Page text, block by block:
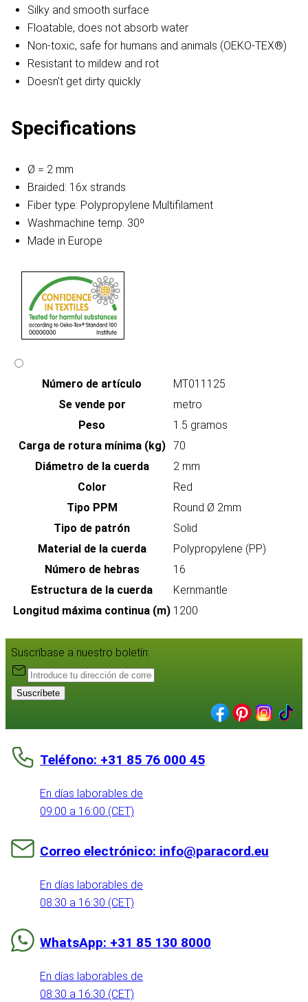
Silky and smooth surface
Floatable, does not absorb water
Non-toxic, safe for humans and animals (OEKO-TEX®)
Resistant to mildew and rot
Doesn't get dirty quickly
Specifications
Ø = 2 mm
Braided: 16x strands
Fiber type: Polypropylene Multifilament
Washmachine temp. 30º
Made in Europe
Número de artículo
MT011125
Se vende por
metro
Peso
1.5 gramos
Carga de rotura mínima (kg)
70
Diámetro de la cuerda
2 mm
Color
Red
Tipo PPM
Round Ø 2mm
Tipo de patrón
Solid
Material de la cuerda
Polypropylene (PP)
Número de hebras
16
Estructura de la cuerda
Kernmantle
Longitud máxima continua (m) 1200
Suscríbase a nuestro boletín:
Suscríbete
Teléfono: +31 85 76 000 45
En días laborables de
09:00 a 16:00 (CET)
Correo electrónico: info@paracord.eu
En días laborables de
08:30 a 16:30 (CET)
WhatsApp: +31 85 130 8000
En días laborables de
08:30 a 16:30 (CET)